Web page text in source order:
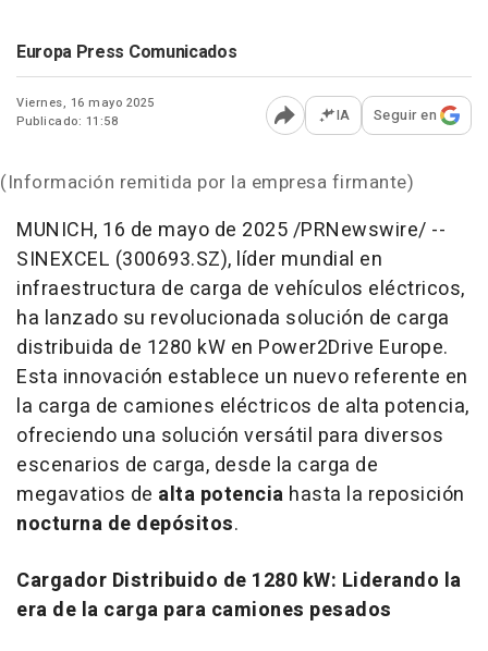
Europa Press Comunicados
Viernes, 16 mayo 2025
Publicado: 11:58
Abrir opciones para
IA Seguir en
(Información remitida por la empresa firmante)
MUNICH, 16 de mayo de 2025/PRNewswire/ --
SINEXCEL (300693.SZ), líder mundial en
infraestructura de carga de vehículos eléctricos,
ha lanzado su revolucionada solución de carga
distribuida de 1280 kW en Power2Drive Europe.
Esta innovación establece un nuevo referente en
la carga de camiones eléctricos de alta potencia,
ofreciendo una solución versátil para diversos
escenarios de carga, desde la carga de
megavatios de alta potencia hasta la reposición
nocturna de depósitos.
Cargador Distribuido de 1280 kW: Liderando la
era de la carga para camiones pesados